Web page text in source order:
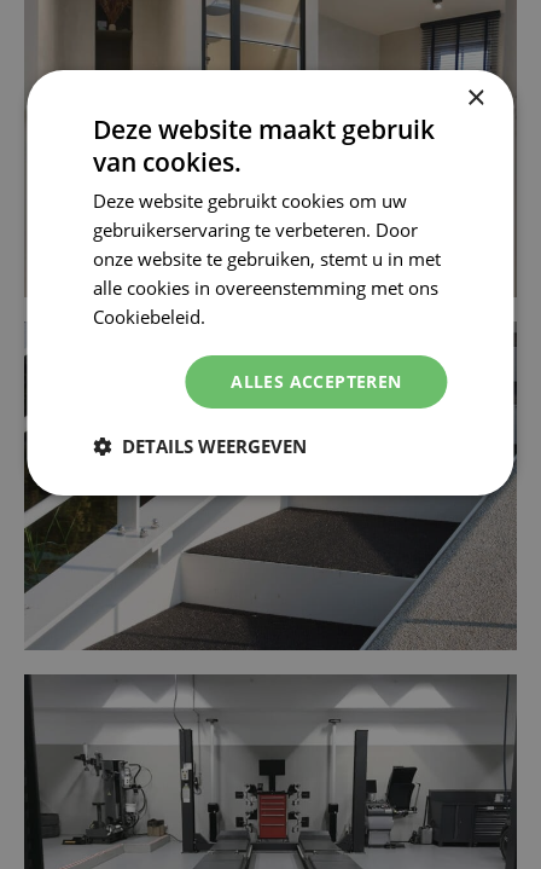
×
Deze website maakt gebruik
van cookies.
Deze website gebruikt cookies om uw
gebruikerservaring te verbeteren. Door
onze website te gebruiken, stemt u in met
alle cookies in overeenstemming met ons
Cookiebeleid.
ALLES ACCEPTEREN
DETAILS WEERGEVEN